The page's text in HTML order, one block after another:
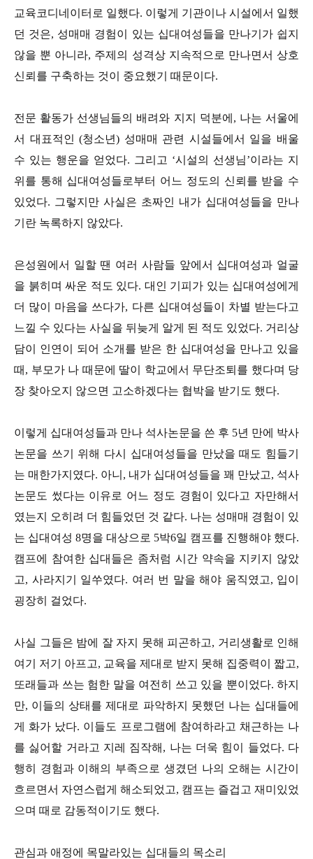
교육코디네이터로 일했다. 이렇게 기관이나 시설에서 일했
던 것은, 성매매 경험이 있는 십대여성들을 만나기가 쉽지
않을 뿐 아니라, 주제의 성격상 지속적으로 만나면서 상호
신뢰를 구축하는 것이 중요했기 때문이다.
전문 활동가 선생님들의 배려와 지지 덕분에, 나는 서울에
서 대표적인 (청소년) 성매매 관련 시설들에서 일을 배울
수 있는 행운을 얻었다. 그리고 ‘시설의 선생님’이라는 지
위를 통해 십대여성들로부터 어느 정도의 신뢰를 받을 수
있었다. 그렇지만 사실은 초짜인 내가 십대여성들을 만나
기란 녹록하지 않았다.
은성원에서 일할 땐 여러 사람들 앞에서 십대여성과 얼굴
을 붉히며 싸운 적도 있다. 대인 기피가 있는 십대여성에게
더 많이 마음을 쓰다가, 다른 십대여성들이 차별 받는다고
느낄 수 있다는 사실을 뒤늦게 알게 된 적도 있었다. 거리상
담이 인연이 되어 소개를 받은 한 십대여성을 만나고 있을
때, 부모가 나 때문에 딸이 학교에서 무단조퇴를 했다며 당
장 찾아오지 않으면 고소하겠다는 협박을 받기도 했다.
이렇게 십대여성들과 만나 석사논문을 쓴 후 5년 만에 박사
논문을 쓰기 위해 다시 십대여성들을 만났을 때도 힘들기
는 매한가지였다. 아니, 내가 십대여성들을 꽤 만났고, 석사
논문도 썼다는 이유로 어느 정도 경험이 있다고 자만해서
였는지 오히려 더 힘들었던 것 같다. 나는 성매매 경험이 있
는 십대여성 8명을 대상으로 5박6일 캠프를 진행해야 했다.
캠프에 참여한 십대들은 좀처럼 시간 약속을 지키지 않았
고, 사라지기 일쑤였다. 여러 번 말을 해야 움직였고, 입이
굉장히 걸었다.
사실 그들은 밤에 잘 자지 못해 피곤하고, 거리생활로 인해
여기 저기 아프고, 교육을 제대로 받지 못해 집중력이 짧고,
또래들과 쓰는 험한 말을 여전히 쓰고 있을 뿐이었다. 하지
만, 이들의 상태를 제대로 파악하지 못했던 나는 십대들에
게 화가 났다. 이들도 프로그램에 참여하라고 채근하는 나
를 싫어할 거라고 지레 짐작해, 나는 더욱 힘이 들었다. 다
행히 경험과 이해의 부족으로 생겼던 나의 오해는 시간이
흐르면서 자연스럽게 해소되었고, 캠프는 즐겁고 재미있었
으며 때로 감동적이기도 했다.
관심과 애정에 목말라있는 십대들의 목소리